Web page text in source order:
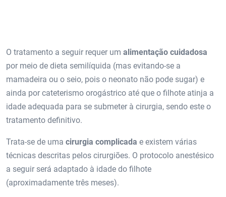
O tratamento a seguir requer um alimentação cuidadosa
por meio de dieta semilíquida (mas evitando-se a
mamadeira ou o seio, pois o neonato não pode sugar) e
ainda por cateterismo orogástrico até que o filhote atinja a
idade adequada para se submeter à cirurgia, sendo este o
tratamento definitivo.
Trata-se de uma cirurgia complicada e existem várias
técnicas descritas pelos cirurgiões. O protocolo anestésico
a seguir será adaptado à idade do filhote
(aproximadamente três meses).